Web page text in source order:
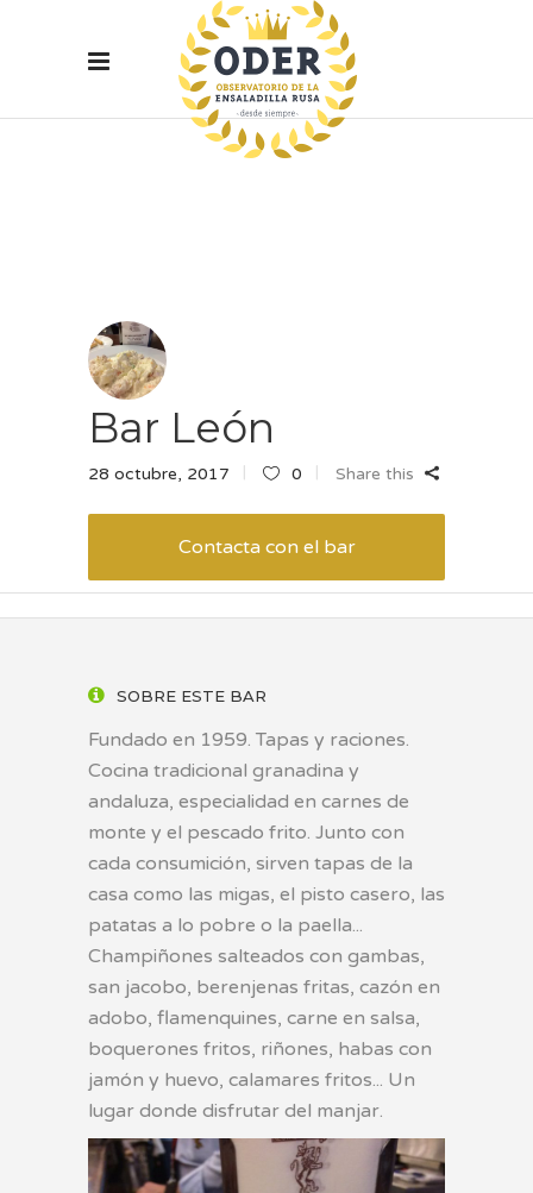
Bar León
28 octubre, 2017 0 Share this
Contacta con el bar
SOBRE ESTE BAR
Fundado en 1959. Tapas y raciones.
Cocina tradicional granadina y
andaluza, especialidad en carnes de
monte y el pescado frito. Junto con
cada consumición, sirven tapas de la
casa como las migas, el pisto casero, las
patatas a lo pobre o la paella...
Champiñones salteados con gambas,
san jacobo, berenjenas fritas, cazón en
adobo, flamenquines, carne en salsa,
boquerones fritos, riñones, habas con
jamón y huevo, calamares fritos... Un
lugar donde disfrutar del manjar.